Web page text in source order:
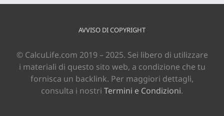
AVVISO DI COPYRIGHT
© CalcuLife.com 2019 – 2025. Sei libero di utilizzare
i materiali di questo sito web, a condizione che tu
fornisca un backlink. Per maggiori dettagli,
consulta i nostri Termini e Condizioni.